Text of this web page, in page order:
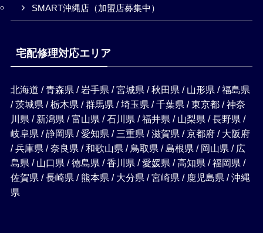
SMART沖縄店（加盟店募集中）
宅配修理対応エリア
北海道 / 青森県 / 岩手県 / 宮城県 / 秋田県 / 山形県 / 福島県
/ 茨城県 / 栃木県 / 群馬県 / 埼玉県 / 千葉県 / 東京都 / 神奈
川県 / 新潟県 / 富山県 / 石川県 / 福井県 / 山梨県 / 長野県 /
岐阜県 / 静岡県 / 愛知県 / 三重県 / 滋賀県 / 京都府 / 大阪府
/ 兵庫県 / 奈良県 / 和歌山県 / 鳥取県 / 島根県 / 岡山県 / 広
島県 / 山口県 / 徳島県 / 香川県 / 愛媛県 / 高知県 / 福岡県 /
佐賀県 / 長崎県 / 熊本県 / 大分県 / 宮崎県 / 鹿児島県 / 沖縄
県